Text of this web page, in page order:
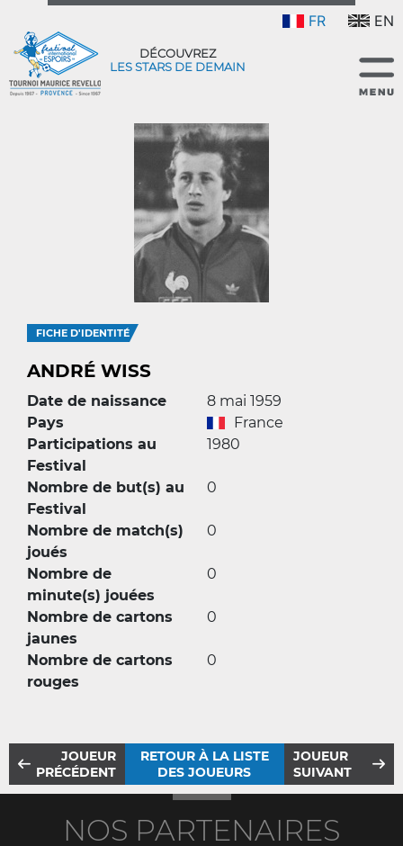
FR EN
DÉCOUVREZ
LES STARS DE DEMAIN
FICHE D'IDENTITÉ
ANDRÉ WISS
Date de naissance
8 mai 1959
Pays
France
Participations au
Festival
1980
Nombre de but(s) au
Festival
0
Nombre de match(s)
joués
0
Nombre de
minute(s) jouées
0
Nombre de cartons
jaunes
0
Nombre de cartons
rouges
0
JOUEUR
PRÉCÉDENT
RETOUR À LA LISTE
DES JOUEURS
JOUEUR
SUIVANT
NOS PARTENAIRES